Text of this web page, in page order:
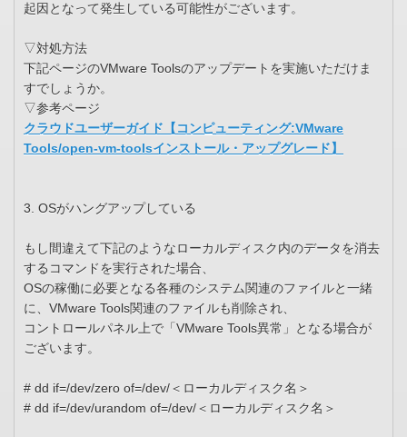
起因となって発生している可能性がございます。
▽対処方法
下記ページのVMware Toolsのアップデートを実施いただけま
すでしょうか。
▽参考ページ
クラウドユーザーガイド【コンピューティング:VMware
Tools/open-vm-toolsインストール・アップグレード】
3. OSがハングアップしている
もし間違えて下記のようなローカルディスク内のデータを消去
するコマンドを実行された場合、
OSの稼働に必要となる各種のシステム関連のファイルと一緒
に、VMware Tools関連のファイルも削除され、
コントロールパネル上で「VMware Tools異常」となる場合が
ございます。
# dd if=/dev/zero of=/dev/＜ローカルディスク名＞
# dd if=/dev/urandom of=/dev/＜ローカルディスク名＞